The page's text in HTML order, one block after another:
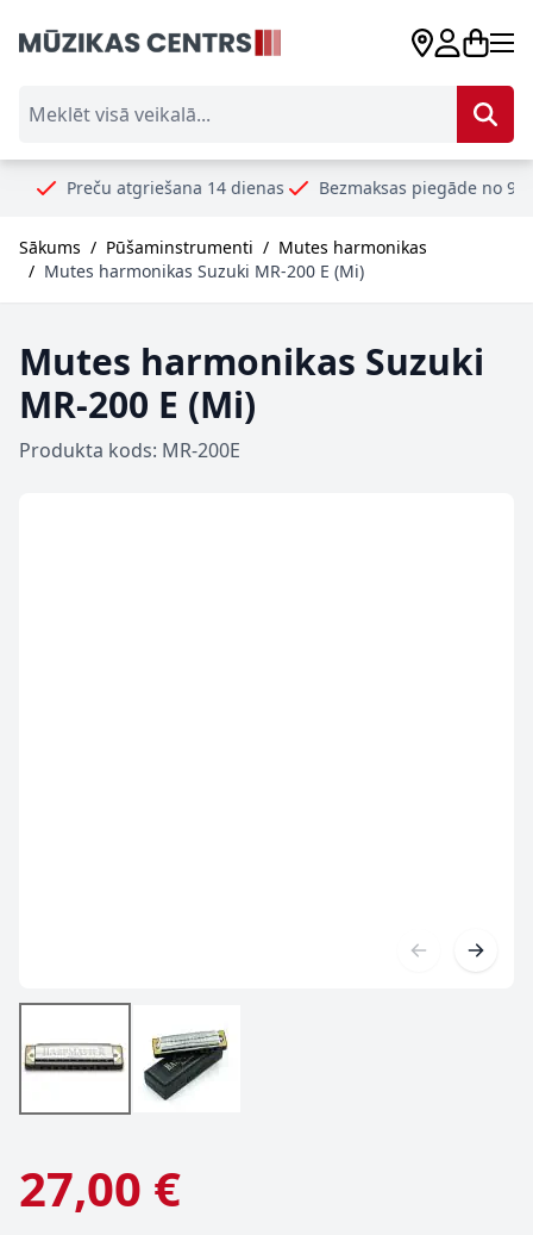
Preču atgriešana 14 dienas Bezmaksas piegāde no 99€
Sākums / Pūšaminstrumenti / Mutes harmonikas
/ Mutes harmonikas Suzuki MR-200 E (Mi)
Mutes harmonikas Suzuki
MR-200 E (Mi)
Produkta kods: MR-200E
27,00 €